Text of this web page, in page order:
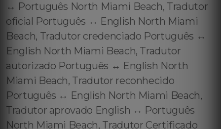
↔️ Português North Miami Beach, Tradutor
oficial Português ↔️ English North Miami
Beach, Tradutor credenciado Português ↔️
English North Miami Beach, Tradutor
autorizado Português ↔️ English North
Miami Beach, Tradutor reconhecido
Português ↔️ English North Miami Beach,
Tradutor aprovado English ↔️ Português
North Miami Beach, Tradutor Certificado